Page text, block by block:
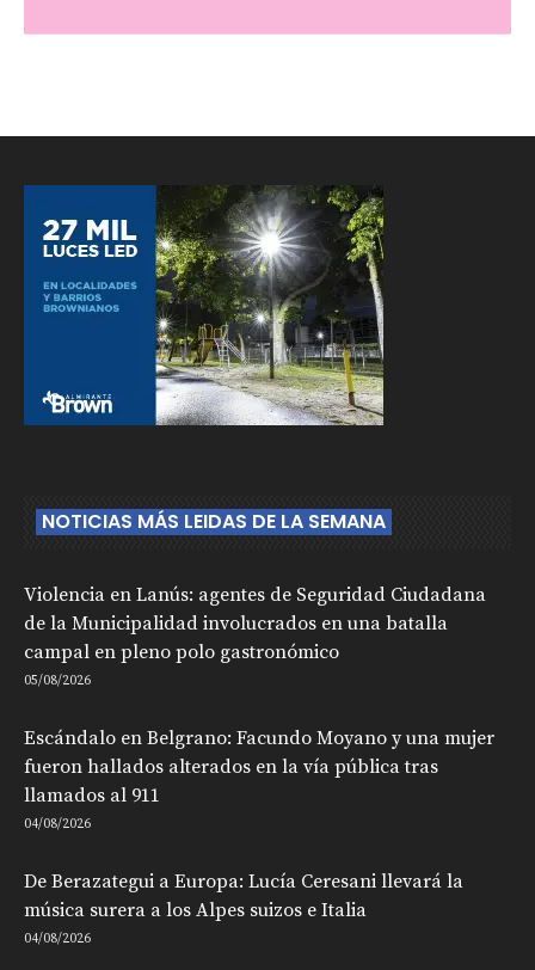
NOTICIAS MÁS LEIDAS DE LA SEMANA
Violencia en Lanús: agentes de Seguridad Ciudadana
de la Municipalidad involucrados en una batalla
campal en pleno polo gastronómico
05/08/2026
Escándalo en Belgrano: Facundo Moyano y una mujer
fueron hallados alterados en la vía pública tras
llamados al 911
04/08/2026
De Berazategui a Europa: Lucía Ceresani llevará la
música surera a los Alpes suizos e Italia
04/08/2026